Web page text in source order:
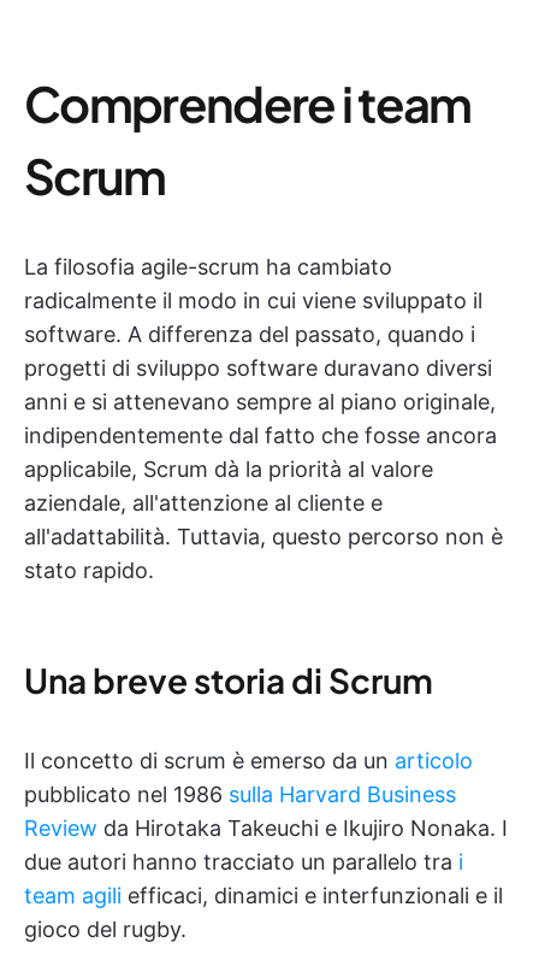
Comprendere i team
Scrum
La filosofia agile-scrum ha cambiato
radicalmente il modo in cui viene sviluppato il
software. A differenza del passato, quando i
progetti di sviluppo software duravano diversi
anni e si attenevano sempre al piano originale,
indipendentemente dal fatto che fosse ancora
applicabile, Scrum dà la priorità al valore
aziendale, all'attenzione al cliente e
all'adattabilità. Tuttavia, questo percorso non è
stato rapido.
Una breve storia di Scrum
Il concetto di scrum è emerso da un articolo
pubblicato nel 1986 sulla Harvard Business
Review da Hirotaka Takeuchi e Ikujiro Nonaka. I
due autori hanno tracciato un parallelo tra i
team agili efficaci, dinamici e interfunzionali e il
gioco del rugby.